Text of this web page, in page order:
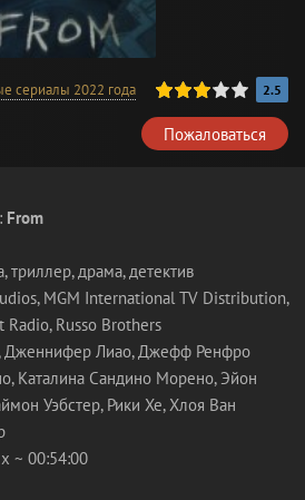
сериалы 2022 года
1 2 3 4 5 2.5
Пожаловаться
From
триллер, драма, детектив
MGM International TV Distribution,
Russo Brothers
Дженнифер Лиао, Джефф Ренфро
Каталина Сандино Морено, Эйон
Уэбстер, Рики Хе, Хлоя Ван
~ 00:54:00